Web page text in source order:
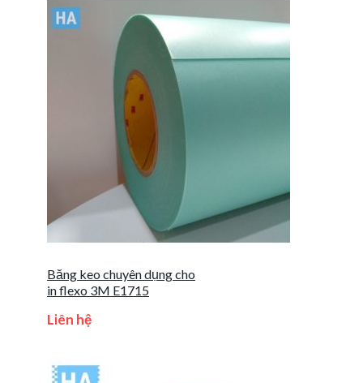
Băng keo chuyên dụng cho
in flexo 3M E1715
Liên hệ